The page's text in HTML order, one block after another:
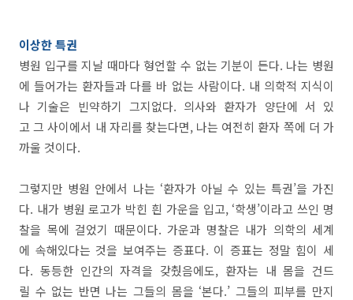
이상한 특권
병원 입구를 지날 때마다 형언할 수 없는 기분이 든다. 나는 병원
에 들어가는 환자들과 다를 바 없는 사람이다. 내 의학적 지식이
나 기술은 빈약하기 그지없다. 의사와 환자가 양단에 서 있
고 그 사이에서 내 자리를 찾는다면, 나는 여전히 환자 쪽에 더 가
까울 것이다.
그렇지만 병원 안에서 나는 ‘환자가 아닐 수 있는 특권’을 가진
다. 내가 병원 로고가 박힌 흰 가운을 입고, ‘학생’이라고 쓰인 명
찰을 목에 걸었기 때문이다. 가운과 명찰은 내가 의학의 세계
에 속해있다는 것을 보여주는 증표다. 이 증표는 정말 힘이 세
다. 동등한 인간의 자격을 갖췄음에도, 환자는 내 몸을 건드
릴 수 없는 반면 나는 그들의 몸을 ‘본다.’ 그들의 피부를 만지